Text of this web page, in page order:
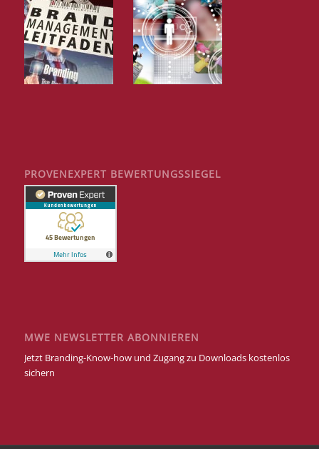
PROVENEXPERT BEWERTUNGSSIEGEL
MWE NEWSLETTER ABONNIEREN
Jetzt Branding-Know-how und Zugang zu Downloads kostenlos
sichern